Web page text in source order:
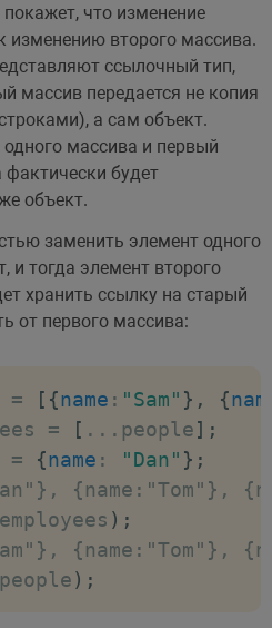
что изменение
изменению второго массива.
ссылочный тип,
массив передается не копия
а сам объект.
массива и первый
будет
объект.
заменить элемент одного
и тогда элемент второго
хранить ссылку на старый
от первого массива:
= [ {name : "Sam" } , {
= [ ... people] ;
= {name : "Dan" } ;
{name:"Tom"},
employees ) ;
{name:"Tom"},
people) ;